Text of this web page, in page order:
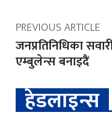
PREVIOUS ARTICLE
जनप्रतिनिधिका
एम्बुलेन्स बनाइदैं
हेडलाइन्स